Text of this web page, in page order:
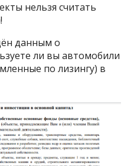
нельзя считать
данным о
ли вы автомобили
по лизингу) в